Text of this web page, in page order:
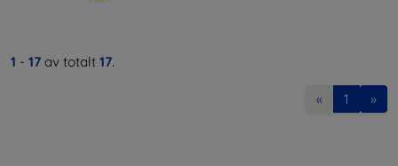
1 - 17 av totalt 17.
« 1 »